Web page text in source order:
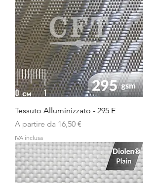
Tessuto Alluminizzato - 295 E
A partire da 16,50 €
Prezzo scontato
IVA inclusa